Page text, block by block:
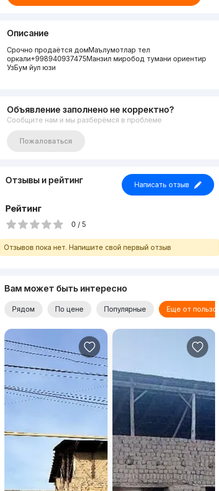
Описание
Срочно продаётся домМаълумотлар тел
оркали+998940937475Манзил миробод тумани ориентир
УзБум йул юзи
Объявление заполнено не корректно?
Сообщите нам и мы разберёмся в проблеме
Пожаловаться
Отзывы и рейтинг Написать отзыв
Рейтинг
0 / 5
Отзывов пока нет. Напишите свой первый отзыв
Вам может быть интересно
Рядом По цене Популярные Еще от